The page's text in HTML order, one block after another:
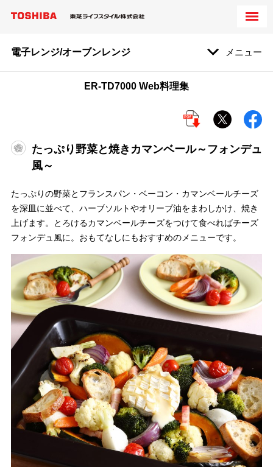
電子レンジ/オーブンレンジ メニュー
ER-TD7000 Web料理集
たっぷり野菜と焼きカマンベール～フォンデュ
風～
たっぷりの野菜とフランスパン・ベーコン・カマンベールチーズ
を深皿に並べて、ハーブソルトやオリーブ油をまわしかけ、焼き
上げます。とろけるカマンベールチーズをつけて食べればチーズ
フォンデュ風に。おもてなしにもおすすめのメニューです。